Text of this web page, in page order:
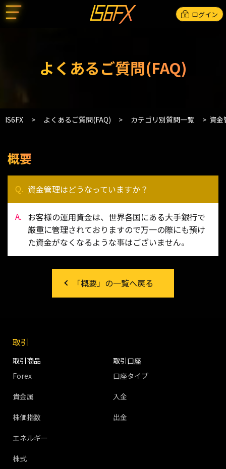
ログイン
よくあるご質問(FAQ)
IS6FX よくあるご質問(FAQ) カテゴリ別質問一覧 資金
概要
資金管理はどうなっていますか？
お客様の運用資金は、世界各国にある大手銀行で
厳重に管理されておりますので万一の際にも預け
た資金がなくなるような事はございません。
「概要」の一覧へ戻る
取引
取引商品
Forex
貴金属
株価指数
エネルギー
株式
取引口座
口座タイプ
入金
出金